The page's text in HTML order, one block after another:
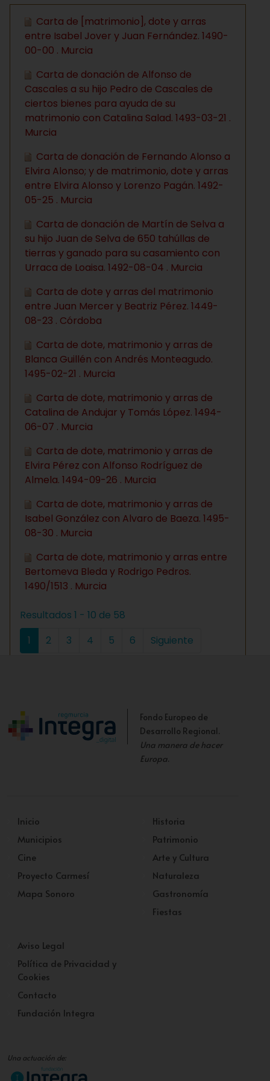
Carta de [matrimonio], dote y arras
entre Isabel Jover y Juan Fernández. 1490-
00-00 . Murcia
Carta de donación de Alfonso de
Cascales a su hijo Pedro de Cascales de
ciertos bienes para ayuda de su
matrimonio con Catalina Salad. 1493-03-21 .
Murcia
Carta de donación de Fernando Alonso a
Elvira Alonso; y de matrimonio, dote y arras
entre Elvira Alonso y Lorenzo Pagán. 1492-
05-25 . Murcia
Carta de donación de Martín de Selva a
su hijo Juan de Selva de 650 tahúllas de
tierras y ganado para su casamiento con
Urraca de Loaisa. 1492-08-04 . Murcia
Carta de dote y arras del matrimonio
entre Juan Mercer y Beatriz Pérez. 1449-
08-23 . Córdoba
Carta de dote, matrimonio y arras de
Blanca Guillén con Andrés Monteagudo.
1495-02-21 . Murcia
Carta de dote, matrimonio y arras de
Catalina de Andujar y Tomás López. 1494-
06-07 . Murcia
Carta de dote, matrimonio y arras de
Elvira Pérez con Alfonso Rodríguez de
Almela. 1494-09-26 . Murcia
Carta de dote, matrimonio y arras de
Isabel González con Alvaro de Baeza. 1495-
08-30 . Murcia
Carta de dote, matrimonio y arras entre
Bertomeva Bleda y Rodrigo Pedros.
1490/1513 . Murcia
Resultados 1 - 10 de 58
1
2 3 4 5 6 Siguiente
Fondo Europeo de
Desarrollo Regional.
Una manera de hacer
Europa.
Inicio
Municipios
Cine
Proyecto Carmesí
Mapa Sonoro
Historia
Patrimonio
Arte y Cultura
Naturaleza
Gastronomía
Fiestas
Aviso Legal
Política de Privacidad y
Cookies
Contacto
Fundación Integra
Una actuación de: